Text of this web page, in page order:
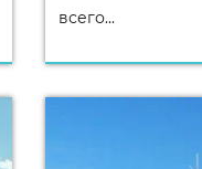
всего...